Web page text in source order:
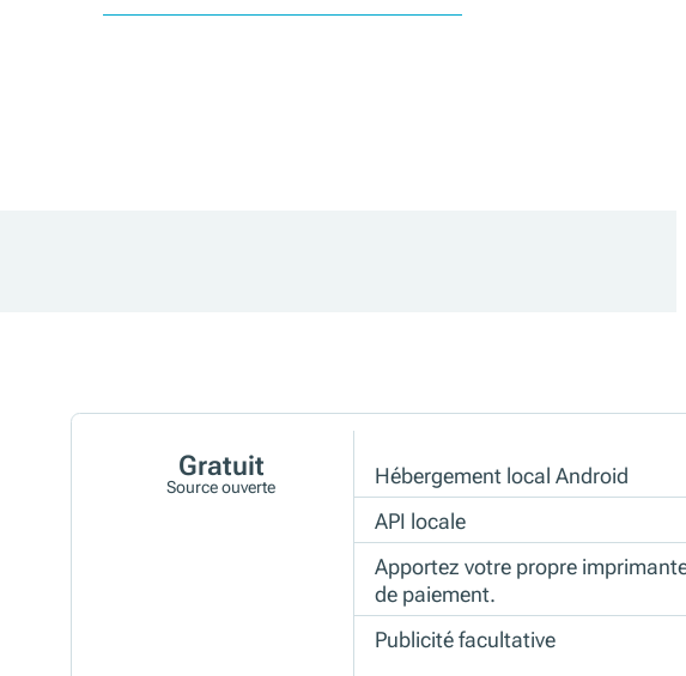
Gratuit
Source ouverte
Hébergement local Android
API locale
Apportez votre propre
de paiement.
Publicité facultative